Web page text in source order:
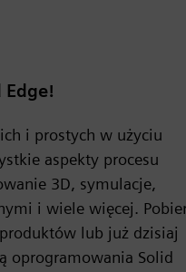
i prostych w użyciu
aspekty procesu
3D, symulacje,
i wiele więcej.
lub już dzisiaj
oprogramowania Solid